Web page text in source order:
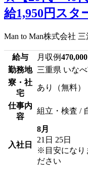
給1,950円スタ
Man to Man株式会社
給与 月収例470,000
勤務地 三重県 いな
寮・社
宅
あり（無料）
仕事内
容
組立・検査 /
入社日
8月
21日 25日
※目安になり
ださい